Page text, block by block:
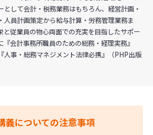
として会計・税務業務はもちろん、経営計画・
人員計画策定から給与計算・労務管理業務ま
と従業員の物心両面での充実を目指したサポー
『会計事務所職員のための総務・経理実務』
人事・総務マネジメント法律必携』（PHP出版
義についての注意事項